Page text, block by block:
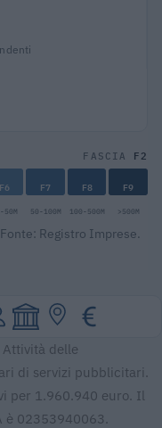
FASCIA F2
F6 F7 F8 F9
50M 50-100M 100-500M >500M
Registro Imprese.
delle
di servizi pubblicitari.
per 1.960.940 euro. Il
è 02353940063.